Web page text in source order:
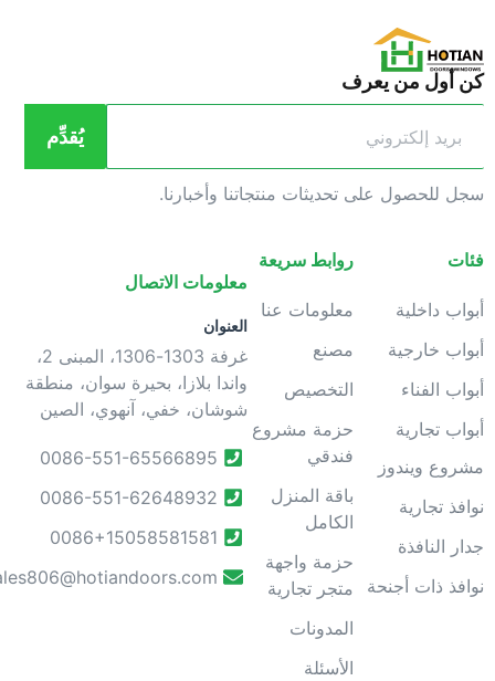
أول من يعرف
يُقدِّم
للحصول على تحديثات منتجاتنا وأخبارنا.
داخلية
خارجية
الفناء
تجارية
ويندوز
تجارية
النافذة
ذات أجنحة
روابط سريعة
معلومات عنا
مصنع
التخصيص
حزمة مشروع
فندقي
باقة المنزل
الكامل
حزمة واجهة
متجر تجارية
المدونات
الأسئلة
معلومات الاتصال
العنوان
غرفة 1303-1306، المبنى 2،
واندا بلازا، بحيرة سوان، منطقة
شوشان، خفي، آنهوي، الصين
0086-551-65566895
0086-551-62648932
0086+15058581581